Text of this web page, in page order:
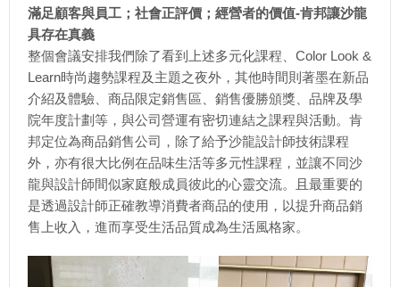
滿足顧客與員工；社會正評價；經營者的價值-肯邦讓沙龍
具存在真義
整個會議安排我們除了看到上述多元化課程、Color Look &
Learn時尚趨勢課程及主題之夜外，其他時間則著墨在新品
介紹及體驗、商品限定銷售區、銷售優勝頒獎、品牌及學
院年度計劃等，與公司營運有密切連結之課程與活動。肯
邦定位為商品銷售公司，除了給予沙龍設計師技術課程
外，亦有很大比例在品味生活等多元性課程，並讓不同沙
龍與設計師間似家庭般成員彼此的心靈交流。且最重要的
是透過設計師正確教導消費者商品的使用，以提升商品銷
售上收入，進而享受生活品質成為生活風格家。